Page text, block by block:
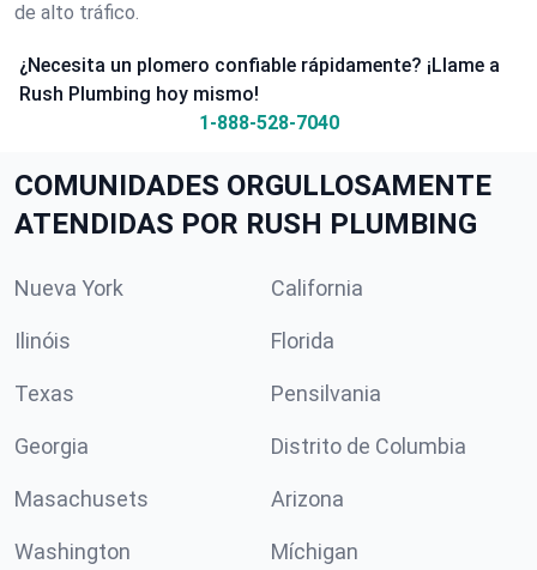
de alto tráfico.
¿Necesita un plomero confiable rápidamente? ¡Llame a
Rush Plumbing hoy mismo!
1-888-528-7040
COMUNIDADES ORGULLOSAMENTE
ATENDIDAS POR RUSH PLUMBING
Nueva York California
Ilinóis Florida
Texas Pensilvania
Georgia Distrito de Columbia
Masachusets Arizona
Washington Míchigan